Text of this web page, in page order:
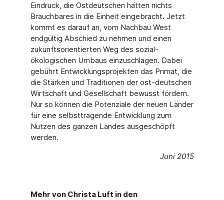
Eindruck, die Ostdeutschen hätten nichts
Brauchbares in die Einheit eingebracht. Jetzt
kommt es darauf an, vom Nachbau West
endgültig Abschied zu nehmen und einen
zukunftsorientierten Weg des sozial-
ökologischen Umbaus einzuschlagen. Dabei
gebührt Entwicklungsprojekten das Primat, die
die Stärken und Traditionen der ost-deutschen
Wirtschaft und Gesellschaft bewusst fördern.
Nur so können die Potenziale der neuen Länder
für eine selbsttragende Entwicklung zum
Nutzen des ganzen Landes ausgeschöpft
werden.
Juni 2015
Mehr von Christa Luft in den